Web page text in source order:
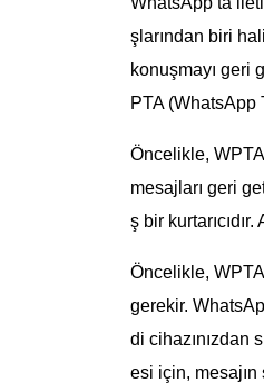
şlarından biri
konuşmayı geri
PTA (WhatsApp
Öncelikle,
mesajları geri
ş bir
Öncelikle,
gerekir.
di cihazınızdan
esi için,